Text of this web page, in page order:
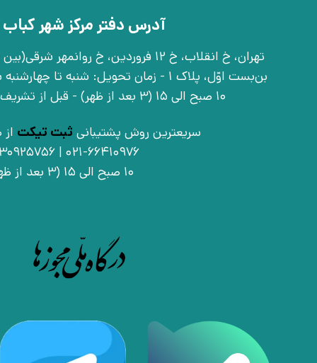
آدرس دفتر مرکز شهر
بن‌بست اوّل، پلاک 1 - زمان تحویل: شنبه
10 صبح الی 15 (3 بعد از ظهر) - قبل از تشریف آوردن تماس بگیرید
سریعترین روش پشتیبانی ثبت تیکت
10 صبح الی 15 (3 بعد از ظهر)